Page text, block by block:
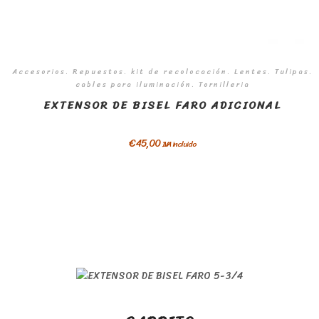
Accesorios. Repuestos. kit de recolocación. Lentes. Tulipas.
cables para iluminación. Tornilleria
EXTENSOR DE BISEL FARO ADICIONAL
€45,00IVA incluido